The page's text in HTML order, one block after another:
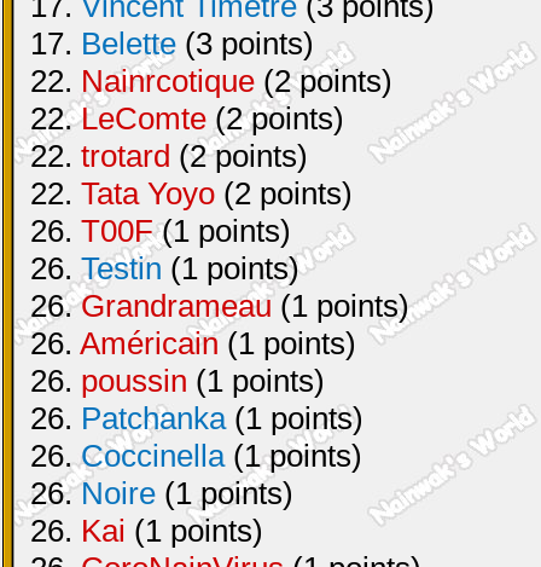
17. Belette (3 points)
22. Nainrcotique (2 points)
22.LeComte (2 points)
22. trotard (2 points)
22. Tata Yoyo (2 points)
26. T00F(1 points)
26. Testin (1 points)
26.Grandrameau (1 points)
26. Américain (1 points)
26. poussin (1 points)
26. Patchanka(1 points)
26.Coccinella(1 points)
26.Noire (1 points)
26. Kai (1 points)